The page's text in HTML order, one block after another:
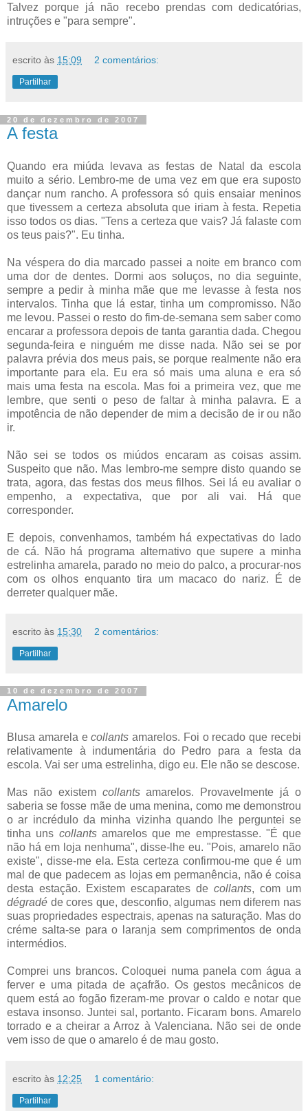
Talvez porque já não recebo prendas com dedicatórias,
intruções e "para sempre".
escrito às 15:09 2 comentários:
Partilhar
20 de dezembro de 2007
A festa
Quando era miúda levava as festas de Natal da escola
muito a sério. Lembro-me de uma vez em que era suposto
dançar num rancho. A professora só quis ensaiar meninos
que tivessem a certeza absoluta que iriam à festa. Repetia
isso todos os dias. "Tens a certeza que vais? Já falaste com
os teus pais?". Eu tinha.
Na véspera do dia marcado passei a noite em branco com
uma dor de dentes. Dormi aos soluços, no dia seguinte,
sempre a pedir à minha mãe que me levasse à festa nos
intervalos. Tinha que lá estar, tinha um compromisso. Não
me levou. Passei o resto do fim-de-semana sem saber como
encarar a professora depois de tanta garantia dada. Chegou
segunda-feira e ninguém me disse nada. Não sei se por
palavra prévia dos meus pais, se porque realmente não era
importante para ela. Eu era só mais uma aluna e era só
mais uma festa na escola. Mas foi a primeira vez, que me
lembre, que senti o peso de faltar à minha palavra. E a
impotência de não depender de mim a decisão de ir ou não
ir.
Não sei se todos os miúdos encaram as coisas assim.
Suspeito que não. Mas lembro-me sempre disto quando se
trata, agora, das festas dos meus filhos. Sei lá eu avaliar o
empenho, a expectativa, que por ali vai. Há que
corresponder.
E depois, convenhamos, também há expectativas do lado
de cá. Não há programa alternativo que supere a minha
estrelinha amarela, parado no meio do palco, a procurar-nos
com os olhos enquanto tira um macaco do nariz. É de
derreter qualquer mãe.
escrito às 15:30 2 comentários:
Partilhar
10 de dezembro de 2007
Amarelo
Blusa amarela ecollants amarelos. Foi o recado que recebi
relativamente à indumentária do Pedro para a festa da
escola. Vai ser uma estrelinha, digo eu. Ele não se descose.
Mas não existem collantsamarelos. Provavelmente já o
saberia se fosse mãe de uma menina, como me demonstrou
o ar incrédulo da minha vizinha quando lhe perguntei se
tinha uns collantsamarelos que me emprestasse. "É que
não há em loja nenhuma", disse-lhe eu. "Pois, amarelo não
existe", disse-me ela. Esta certeza confirmou-me que é um
mal de que padecem as lojas em permanência, não é coisa
desta estação. Existem escaparates de collants, com um
dégradé de cores que, desconfio, algumas nem diferem nas
suas propriedades espectrais, apenas na saturação. Mas do
créme salta-se para o laranja sem comprimentos de onda
intermédios.
Comprei uns brancos. Coloquei numa panela com água a
ferver e uma pitada de açafrão. Os gestos mecânicos de
quem está ao fogão fizeram-me provar o caldo e notar que
estava insonso. Juntei sal, portanto. Ficaram bons. Amarelo
torrado e a cheirar a Arroz à Valenciana. Não sei de onde
vem isso de que o amarelo é de mau gosto.
escrito às 12:25 1 comentário:
Partilhar